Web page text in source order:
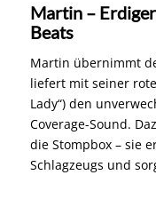
Martin –
Beats
Martin übernimmt
liefert mit seiner
Lady“) den
Coverage-Sound.
die Stompbox – sie
Schlagzeugs und